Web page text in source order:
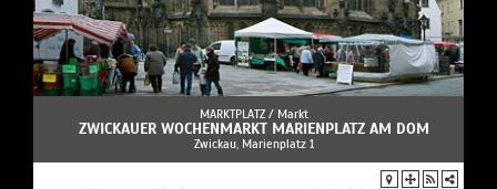
MARKTPLATZ / Markt
ZWICKAUER WOCHENMARKT MARIENPLATZ AM DOM
Zwickau, Marienplatz 1